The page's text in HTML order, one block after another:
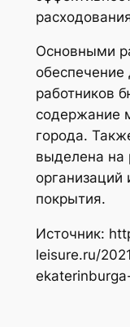
Основными
обеспечение
работников
содержание
города.
выделена на
организаций
покрытия.
Источник:
leisure.ru/